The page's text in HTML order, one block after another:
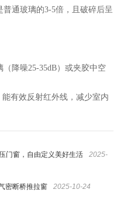
普通玻璃的3-5倍，且破碎后呈
（ 降噪25-35dB）或夹胶中空
有效反射红外线，减少室内
门窗，自由定义美好生活
2025-
密断桥推拉窗 2025-10-24